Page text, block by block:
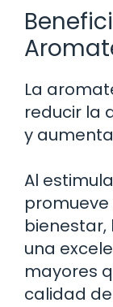
La
reducir la
y
Al
una
mayores
calidad